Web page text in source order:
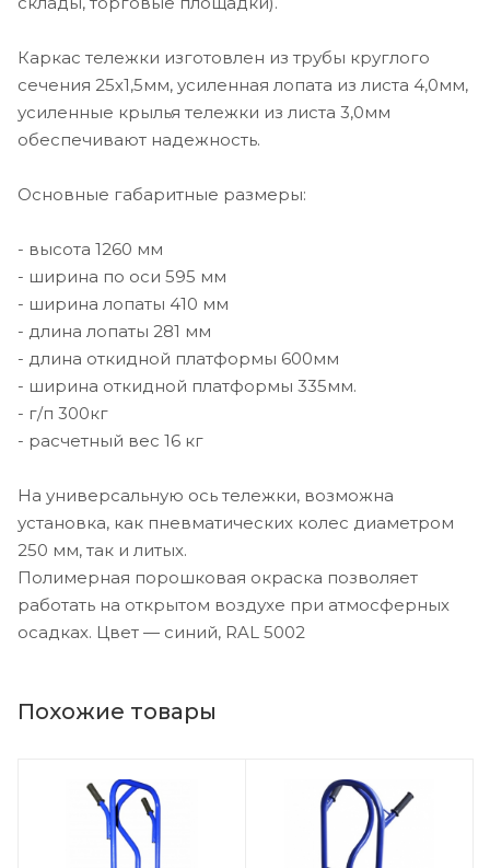
Каркас тележки изготовлен из трубы круглого
сечения 25х1,5мм, усиленная лопата из листа 4,0мм,
усиленные крылья тележки из листа 3,0мм
обеспечивают надежность.
Основные габаритные размеры:
- высота 1260 мм
- ширина по оси 595 мм
- ширина лопаты 410 мм
- длина лопаты 281 мм
- длина откидной платформы 600мм
- ширина откидной платформы 335мм.
- г/п 300кг
- расчетный вес 16 кг
На универсальную ось тележки, возможна
установка, как пневматических колес диаметром
250 мм, так и литых.
Полимерная порошковая окраска позволяет
работать на открытом воздухе при атмосферных
осадках. Цвет — синий, RAL 5002
Похожие товары